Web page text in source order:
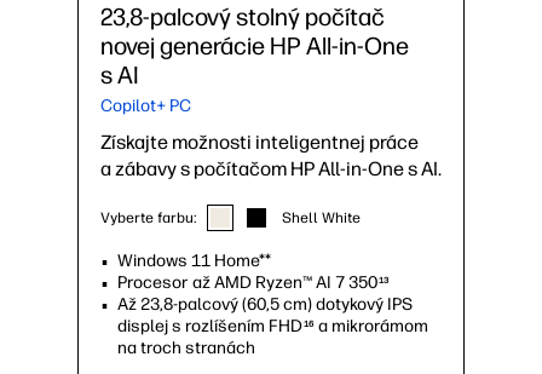
23,8-palcový stolný počítač
novej generácie HP All-in-One
s AI
Copilot+ PC
Získajte možnosti inteligentnej práce
a zábavy s počítačom HP All-in-One s AI.
Vyberte farbu: Shell White
Windows 11 Home**
Procesor až AMD Ryzen™ AI 7 35013
Až 23,8-palcový (60,5 cm) dotykový IPS
displej s rozlíšením FHD16 a mikrorámom
na troch stranách